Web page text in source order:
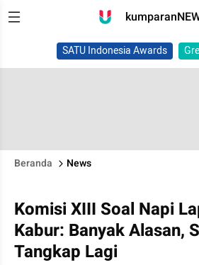
SATU Indonesia Awards
Beranda News
Komisi XIII Soal Napi
Kabur: Banyak Alasan,
Tangkap Lagi